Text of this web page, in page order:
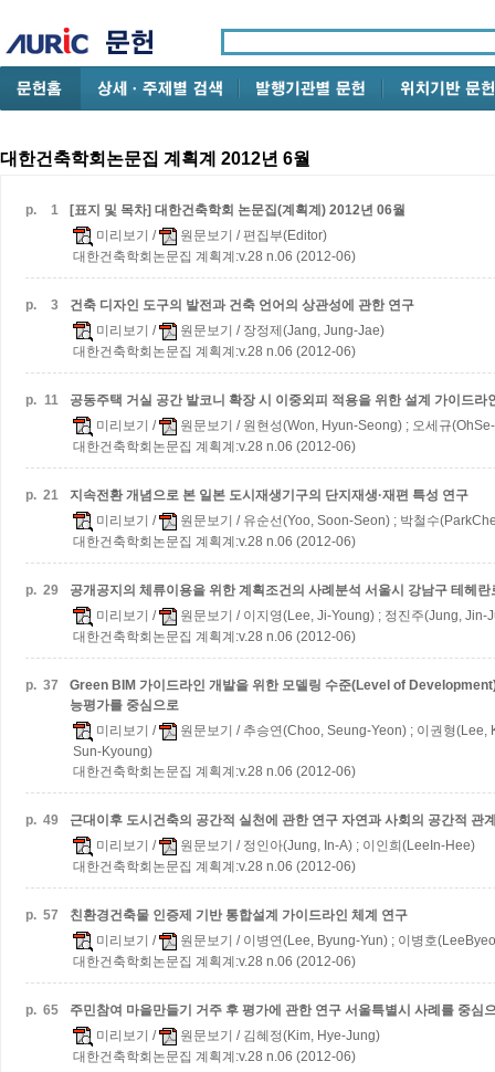
대한건축학회논문집 계획계 2012년 6월
p. 1
[표지 및 목차] 대한건축학회 논문집(계획계) 2012년 06월
미리보기 / 원문보기 / 편집부(Editor)
대한건축학회논문집 계획계:v.28 n.06 (2012-06)
p. 3
건축 디자인 도구의 발전과 건축 언어의 상관성에 관한 연구
미리보기 / 원문보기 / 장정제(Jang, Jung-Jae)
대한건축학회논문집 계획계:v.28 n.06 (2012-06)
p. 11
공동주택 거실 공간 발코니 확장 시 이중외피 적용을 위한 설계 가이드라
미리보기 / 원문보기 / 원현성(Won, Hyun-Seong) ; 오세규
대한건축학회논문집 계획계:v.28 n.06 (2012-06)
p. 21
지속전환 개념으로 본 일본 도시재생기구의 단지재생·재편 특성 연구
미리보기 / 원문보기 / 유순선(Yoo, Soon-Seon) ; 박철수
대한건축학회논문집 계획계:v.28 n.06 (2012-06)
p. 29 공개공지의 체류이용을 위한 계획조건의 사례분석 서울시 강남구 테헤란
미리보기 / 원문보기 / 이지영(Lee, Ji-Young) ; 정진주(Jung, Jin-
대한건축학회논문집 계획계:v.28 n.06 (2012-06)
p. 37
Green BIM 가이드라인 개발을 위한 모델링 수준(Level of
능평가를 중심으로
미리보기 / 원문보기 / 추승연(Choo, Seung-Yeon) ; 이권형(Lee,
Sun-Kyoung)
대한건축학회논문집 계획계:v.28 n.06 (2012-06)
p. 49 근대이후 도시건축의 공간적 실천에 관한 연구 자연과 사회의 공간적 관
미리보기 / 원문보기 / 정인아(Jung, In-A) ; 이인희(LeeIn-Hee)
대한건축학회논문집 계획계:v.28 n.06 (2012-06)
p. 57
친환경건축물 인증제 기반 통합설계 가이드라인 체계 연구
미리보기 / 원문보기 / 이병연(Lee, Byung-Yun) ; 이병호
대한건축학회논문집 계획계:v.28 n.06 (2012-06)
p. 65 주민참여 마을만들기 거주 후 평가에 관한 연구 서울특별시 사례를 중심
미리보기 / 원문보기 / 김혜정(Kim, Hye-Jung)
대한건축학회논문집 계획계:v.28 n.06 (2012-06)